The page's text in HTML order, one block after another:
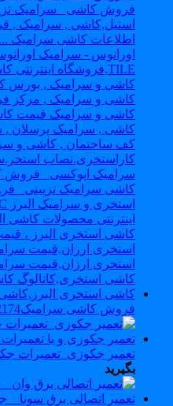
فروش کاشی سرامیک88042174
تعمیر جکوزی_تعمیرات جکوزی
بگیرید